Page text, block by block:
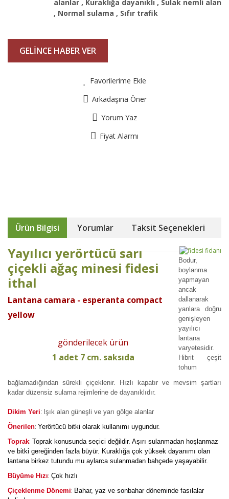
alanlar , Kuraklığa dayanıklı , Sulak nemli alan
, Normal sulama , Sıfır trafik
GELİNCE HABER VER
Favorilerime Ekle
Arkadaşına Öner
Yorum Yaz
Fiyat Alarmı
Ürün Bilgisi Yorumlar Taksit Seçenekleri
Yayılıcı yerörtücü sarı
çiçekli ağaç minesi fidesi
ithal
Lantana camara - esperanta compact
yellow
gönderilecek ürün
1 adet 7 cm. saksıda
Bodur,
boylanma
yapmayan
ancak
dallanarak
yanlara doğru
genişleyen
yayılıcı
lantana
varyetesidir.
Hibrit çeşit
tohum
bağlamadığından sürekli çiçeklenir. Hızlı kapatır ve mevsim şartları
kadar düzensiz sulama rejimlerine de dayanıklıdır.
Dikim Yeri: Işık alan güneşli ve yarı gölge alanlar
Önerilen: Yerörtücü bitki olarak kullanımı uygundur.
Toprak: Toprak konusunda seçici değildir. Aşırı sulanmadan hoşlanmaz
ve bitki gereğinden fazla büyür. Kuraklığa çok yüksek dayanımı olan
lantana birkez tutundu mu aylarca sulanmadan bahçede yaşayabilir.
Büyüme Hızı: Çok hızlı
Çiçeklenme Dönemi: Bahar, yaz ve sonbahar döneminde fasılalar